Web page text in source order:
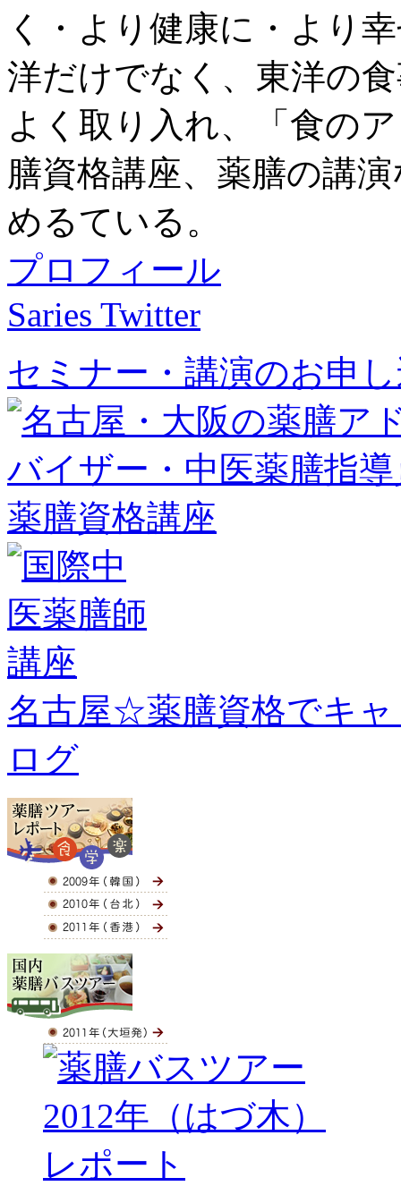
く・より健康に・より
洋だけでなく、東洋の
よく取り入れ、「食の
膳資格講座、薬膳の講
めるている。
プロフィール
Saries Twitter
セミナー・講演のお申
名古屋☆薬膳資格でキ
ログ